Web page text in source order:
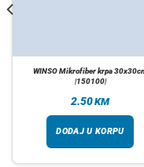
WINSO Mikrofiber krpa
|150100|
2.50KM
DODAJ U KORPU